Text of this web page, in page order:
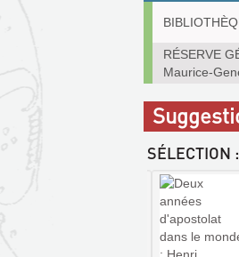
communicables
place
RÉSERVE
Maurice-
SÉLECTION